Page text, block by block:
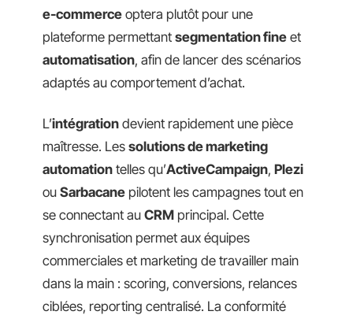
e-commerce optera plutôt pour une
plateforme permettant segmentation fine et
automatisation, afin de lancer des scénarios
adaptés au comportement d’achat.
L’intégration devient rapidement une pièce
maîtresse. Les solutions de marketing
automation telles qu’ActiveCampaign, Plezi
ou Sarbacane pilotent les campagnes tout en
se connectant au CRM principal. Cette
synchronisation permet aux équipes
commerciales et marketing de travailler main
dans la main : scoring, conversions, relances
ciblées, reporting centralisé. La conformité